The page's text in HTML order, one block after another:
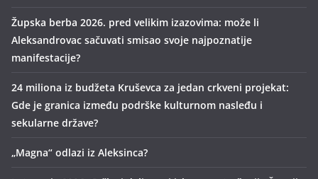
Župska berba 2026. pred velikim izazovima: može li
Aleksandrovac sačuvati smisao svoje najpoznatije
manifestacije?
24 miliona iz budžeta Kruševca za jedan crkveni projekat:
Gde je granica između podrške kulturnom nasleđu i
sekularne države?
„Magna“ odlazi iz Aleksinca?